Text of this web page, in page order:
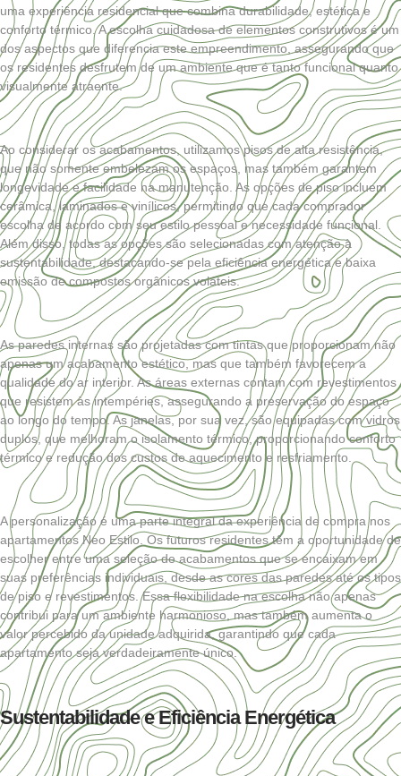
uma experiência residencial que combina durabilidade, estética e
conforto térmico. A escolha cuidadosa de elementos construtivos é um
dos aspectos que diferencia este empreendimento, assegurando que
os residentes desfrutem de um ambiente que é tanto funcional quanto
visualmente atraente.
Ao considerar os acabamentos, utilizamos pisos de alta resistência,
que não somente embelezam os espaços, mas também garantem
longevidade e facilidade na manutenção. As opções de piso incluem
cerâmica, laminados e vinílicos, permitindo que cada comprador
escolha de acordo com seu estilo pessoal e necessidade funcional.
Além disso, todas as opções são selecionadas com atenção à
sustentabilidade, destacando-se pela eficiência energética e baixa
emissão de compostos orgânicos voláteis.
As paredes internas são projetadas com tintas que proporcionam não
apenas um acabamento estético, mas que também favorecem a
qualidade do ar interior. As áreas externas contam com revestimentos
que resistem às intempéries, assegurando a preservação do espaço
ao longo do tempo. As janelas, por sua vez, são equipadas com vidros
duplos, que melhoram o isolamento térmico, proporcionando conforto
térmico e redução dos custos de aquecimento e resfriamento.
A personalização é uma parte integral da experiência de compra nos
apartamentos Neo Estilo. Os futuros residentes têm a oportunidade de
escolher entre uma seleção de acabamentos que se encaixam em
suas preferências individuais, desde as cores das paredes até os tipos
de piso e revestimentos. Essa flexibilidade na escolha não apenas
contribui para um ambiente harmonioso, mas também aumenta o
valor percebido da unidade adquirida, garantindo que cada
apartamento seja verdadeiramente único.
Sustentabilidade e Eficiência Energética